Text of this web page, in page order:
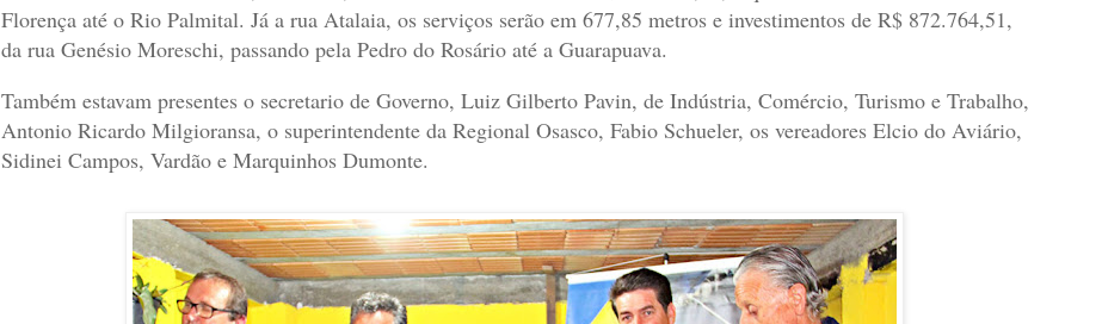
Florença até o Rio Palmital. Já a rua Atalaia, os serviços serão em 677,85 metros e investimentos de R$ 872.764,51,
da rua Genésio Moreschi, passando pela Pedro do Rosário até a Guarapuava.
Também estavam presentes o secretario de Governo, Luiz Gilberto Pavin, de Indústria, Comércio, Turismo e Trabalho,
Antonio Ricardo Milgioransa, o superintendente da Regional Osasco, Fabio Schueler, os vereadores Elcio do Aviário,
Sidinei Campos, Vardão e Marquinhos Dumonte.